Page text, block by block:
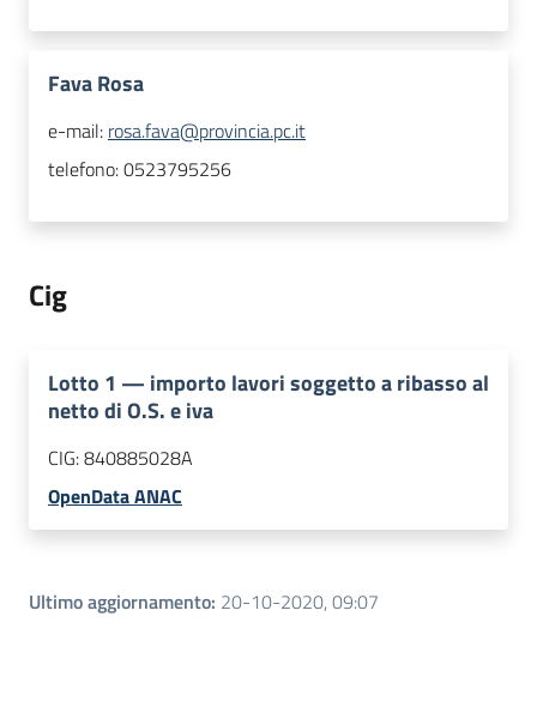
Fava Rosa
e-mail: rosa.fava@provincia.pc.it
telefono:0523795256
Cig
Lotto 1 — importo lavori soggetto a ribasso al
netto di O.S. e iva
CIG:840885028A
OpenData ANAC
Ultimo aggiornamento: 20-10-2020, 09:07